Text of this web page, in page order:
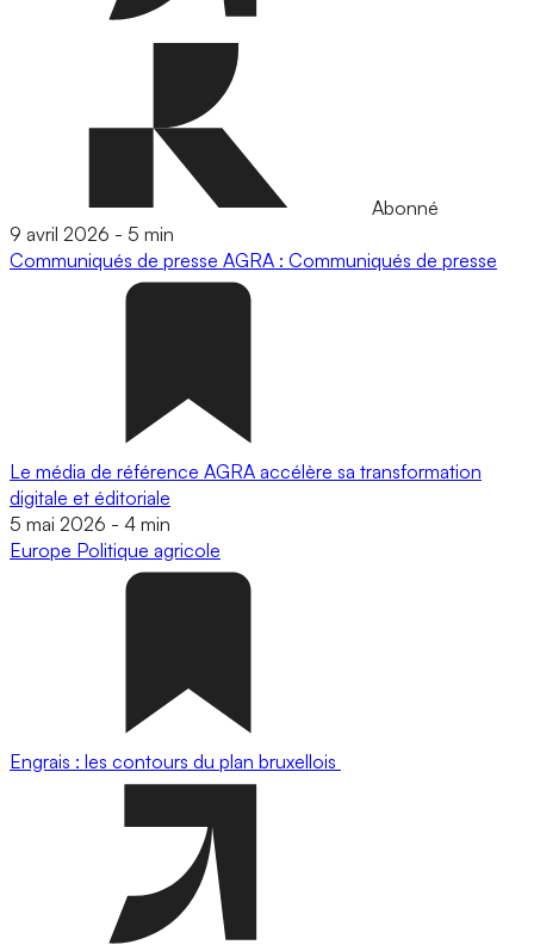
Abonné
9 avril 2026 - 5 min
Communiqués de presse AGRA : Communiqués de presse
Le média de référence AGRA accélère sa transformation
digitale et éditoriale
5 mai 2026 - 4 min
Europe Politique agricole
Engrais : les contours du plan bruxellois